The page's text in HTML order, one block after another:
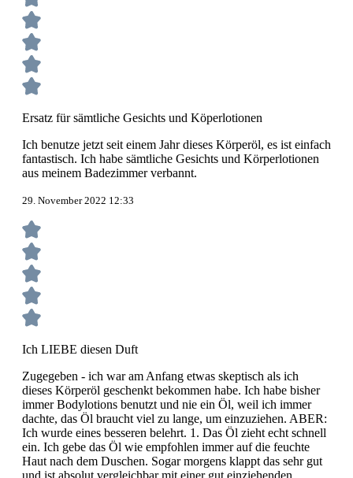
Ersatz für sämtliche Gesichts und Köperlotionen
Ich benutze jetzt seit einem Jahr dieses Körperöl, es ist einfach
fantastisch. Ich habe sämtliche Gesichts und Körperlotionen
aus meinem Badezimmer verbannt.
29. November 2022 12:33
Ich LIEBE diesen Duft
Zugegeben - ich war am Anfang etwas skeptisch als ich
dieses Körperöl geschenkt bekommen habe. Ich habe bisher
immer Bodylotions benutzt und nie ein Öl, weil ich immer
dachte, das Öl braucht viel zu lange, um einzuziehen. ABER:
Ich wurde eines besseren belehrt. 1. Das Öl zieht echt schnell
ein. Ich gebe das Öl wie empfohlen immer auf die feuchte
Haut nach dem Duschen. Sogar morgens klappt das sehr gut
und ist absolut vergleichbar mit einer gut einziehenden